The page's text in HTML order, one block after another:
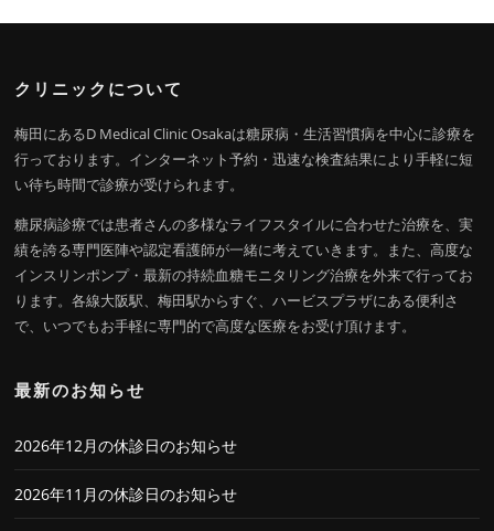
クリニックについて
梅田にあるD Medical Clinic Osakaは糖尿病・生活習慣病を中心に診療を
行っております。インターネット予約・迅速な検査結果により手軽に短
い待ち時間で診療が受けられます。
糖尿病診療では患者さんの多様なライフスタイルに合わせた治療を、実
績を誇る専門医陣や認定看護師が一緒に考えていきます。また、高度な
インスリンポンプ・最新の持続血糖モニタリング治療を外来で行ってお
ります。各線大阪駅、梅田駅からすぐ、ハービスプラザにある便利さ
で、いつでもお手軽に専門的で高度な医療をお受け頂けます。
最新のお知らせ
2026年12月の休診日のお知らせ
2026年11月の休診日のお知らせ